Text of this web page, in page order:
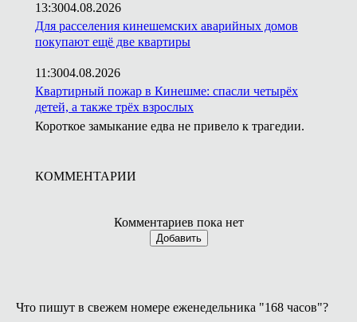
13:3004.08.2026
Для расселения кинешемских аварийных домов
покупают ещё две квартиры
11:3004.08.2026
Квартирный пожар в Кинешме: спасли четырёх
детей, а также трёх взрослых
Короткое замыкание едва не привело к трагедии.
КОММЕНТАРИИ
Комментариев пока нет
Добавить
Что пишут в свежем номере еженедельника "168 часов"?